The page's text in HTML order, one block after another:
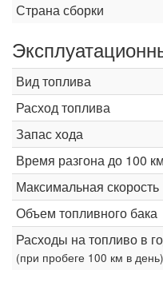
Страна сборки
Вид топлива
Расход топлива
Запас хода
Время разгона до 100
Максимальная скорость
Объем топливного бака
Расходы на топливо в
(при пробеге 100 км в день)